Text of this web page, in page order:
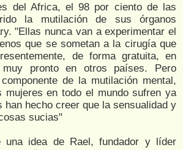
del Africa, el 98 por ciento de las
la mutilación de sus órganos
"Ellas nunca van a experimentar el
que se sometan a la cirugía que
de forma gratuita, en
pronto en otros países. Pero
de la mutilación mental,
mujeres en todo el mundo sufren ya
han hecho creer que la sensualidad y
sucias"
una idea de Rael, fundador y líder